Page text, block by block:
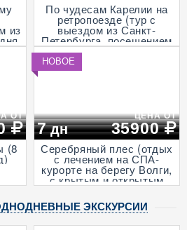
из
По чудесам Карелии на
ретропоезде (тур с
выездом из Санкт-
Петербурга, посещением
музея живой истории и
деревни викингов -
"Бастiонъ", экскурсией в
апрель - октябрь)
ОТ
(8
НОВОЕ
7дн
ЦЕНА ОТ
35900
Серебряный плес (отдых
с лечением на СПА-
курорте на берегу Волги,
с крытым и открытым
бассейнами и
анимационными
программами, 7 дней + ж/
д)
ЭКСКУРСИИ